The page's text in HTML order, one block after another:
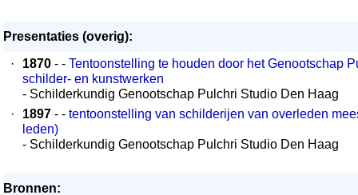
Presentaties (overig):
·
1870 - - Tentoonstelling te houden door het Genootschap
schilder- en kunstwerken
- Schilderkundig Genootschap Pulchri Studio Den Haag
·
1897 - - tentoonstelling van schilderijen van overleden
leden)
- Schilderkundig Genootschap Pulchri Studio Den Haag
Bronnen: